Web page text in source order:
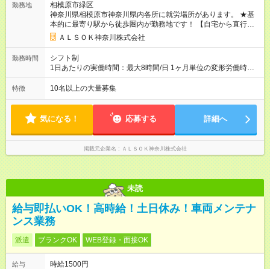
夜勤勤務には深夜割増賃金が上乗せ！ ★家族手当、通勤手当、
職務手当、資格手当、役職手当など資格手当が充実！ ★賞与は
年間２回（夏/冬)欠かさず支給！ その他、お餅代などユニーク
な支給もあります！ 【試用期間】試用期間あり 試用期間の長
さ：6ヶ月 雇用形態、給与は本採用時と同じです。
勤務地
相模原市緑区
神奈川県相模原市神奈川県内各所に就労場所があります。 ★基
本的に最寄り駅から徒歩圏内が勤務地です！ 【自宅から直行直
帰】、【通勤時間の負担が掛からない】お近くの勤務地をお探
しします！（最寄り駅：相模原駅、本厚木駅、厚木駅など）
ＡＬＳＯＫ神奈川株式会社
勤務時間
シフト制
1日あたりの実働時間：最大8時間/日 1ヶ月単位の変形労働時間
制 ※月平均173.3時間 ～ 一例をご紹介 ～ 日勤：9時～18時
（実働8h／休憩1h） 夜勤：18時～9時（実働12h／休憩3h） 当
いから残業するよ！」 「この日は定時で帰りたい」など社員同
士で柔軟に対応できます！
特徴 10名以上の大量募集
気になる！ 応募する 詳細へ
掲載元企業名 ＡＬＳＯＫ神奈川株式会社
未読
給与即払いOK！高時給！土日休み！車両メンテナ
ンス業務
派遣 ブランクOK WEB登録・面接OK
給与
時給1500円